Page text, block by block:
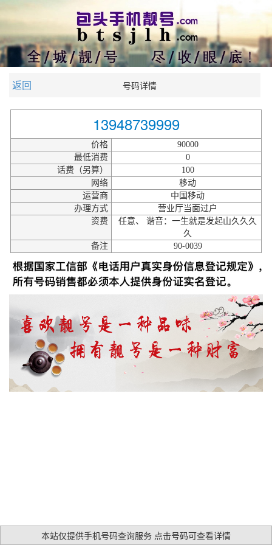
返回 号码详情
13948739999
价格
90000
最低消费
0
话费（另算）
100
网络
移动
运营商
中国移动
办理方式
营业厅当面过户
资费
任意、 谐音：一生就是发起山久久久
久
备注
90-0039
本站仅提供手机号码查询服务 点击号码可查看详情